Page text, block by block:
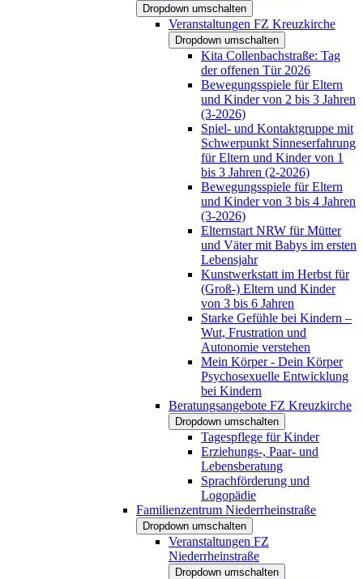
Dropdown umschalten
Veranstaltungen FZ Kreuzkirche
Dropdown umschalten
Kita Collenbachstraße: Tag
der offenen Tür 2026
Bewegungsspiele für Eltern
und Kinder von 2 bis 3 Jahren
(3-2026)
Spiel- und Kontaktgruppe mit
Schwerpunkt Sinneserfahrung
für Eltern und Kinder von 1
bis 3 Jahren (2-2026)
Bewegungsspiele für Eltern
und Kinder von 3 bis 4 Jahren
(3-2026)
Elternstart NRW für Mütter
und Väter mit Babys im ersten
Lebensjahr
Kunstwerkstatt im Herbst für
(Groß-) Eltern und Kinder
von 3 bis 6 Jahren
Starke Gefühle bei Kindern –
Wut, Frustration und
Autonomie verstehen
Mein Körper - Dein Körper
Psychosexuelle Entwicklung
bei Kindern
Beratungsangebote FZ Kreuzkirche
Dropdown umschalten
Tagespflege für Kinder
Erziehungs-, Paar- und
Lebensberatung
Sprachförderung und
Logopädie
Familienzentrum Niederrheinstraße
Dropdown umschalten
Veranstaltungen FZ
Niederrheinstraße
Dropdown umschalten